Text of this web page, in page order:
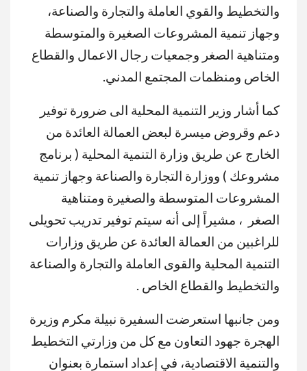
والتخطيط والقوي العاملة والتجارة والصناعة،
وجهاز تنمية المشروعات الصغيرة والمتوسطة
ومتناهية الصغر وجمعيات رجال الاعمال والقطاع
الخاص ومنظمات المجتمع المدني.
كما أشار وزير التنمية المحلية الى ضرورة توفير
دعم وقروض ميسرة لبعض العمالة العائدة من
الخارج عن طريق وزارة التنمية المحلية ( برنامج
مشروعك ) ووزارة التجارة والصناعة وجهاز تنمية
المشروعات المتوسطة والصغيرة ومتناهية
الصغر ، مشيراً إلى أنه سيتم توفير تدريب تحويلى
للراغبين من العمالة العائدة عن طريق وزارات
التنمية المحلية والقوى العاملة والتجارة والصناعة
والتخطيط والقطاع الخاص .
ومن جانبها استعرضت السفيرة نبيلة مكرم وزيرة
الهجرة جهود التعاون مع كل من وزارتي التخطيط
والتنمية الاقتصادية، في إعداد استمارة بعنوان